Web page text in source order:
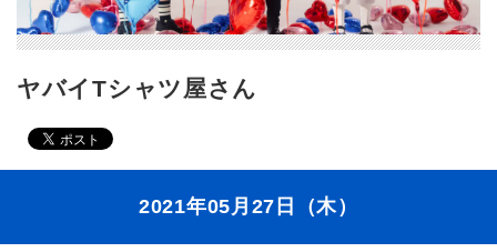
ヤバイTシャツ屋さん
2021年05月27日（木）